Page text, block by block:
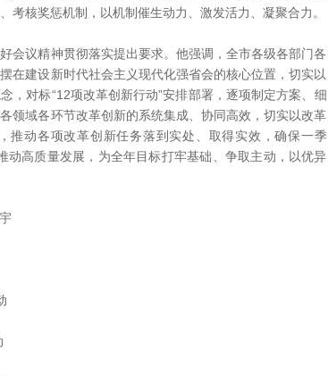
考核奖惩机制，以机制催生动力、激发活力、凝聚合力。
议精神贯彻落实提出要求。他强调，全市各级各部门各
在建设新时代社会主义现代化强省会的核心位置，切实以
，对标“12项改革创新行动”安排部署，逐项制定方案、细
领域各环节改革创新的系统集成、协同高效，切实以改革
推动各项改革创新任务落到实处、取得实效，确保一季
动高质量发展，为全年目标打牢基础、争取主动，以优异